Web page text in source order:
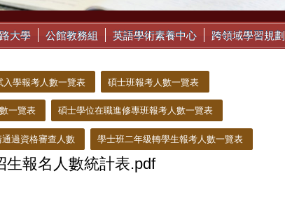
大學 公館教務組 英語學術素養中心 跨領域學習規劃
入學報考人數一覽表 碩士班報考人數一覽表
一覽表 碩士學位在職進修專班報考人數一覽表
過資格審查人數 學士班二年級轉學生報考人數一覽表
生報名人數統計表.pdf